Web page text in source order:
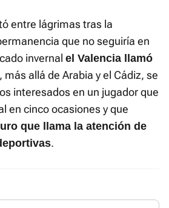
entre lágrimas tras la
que no seguiría en
invernal el Valencia llamó
más allá de Arabia y el Cádiz, se
interesados en un jugador que
en cinco ocasiones y que
que llama la atención de
.